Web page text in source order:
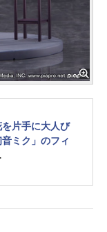
片手に大人び
ミク」のフィ